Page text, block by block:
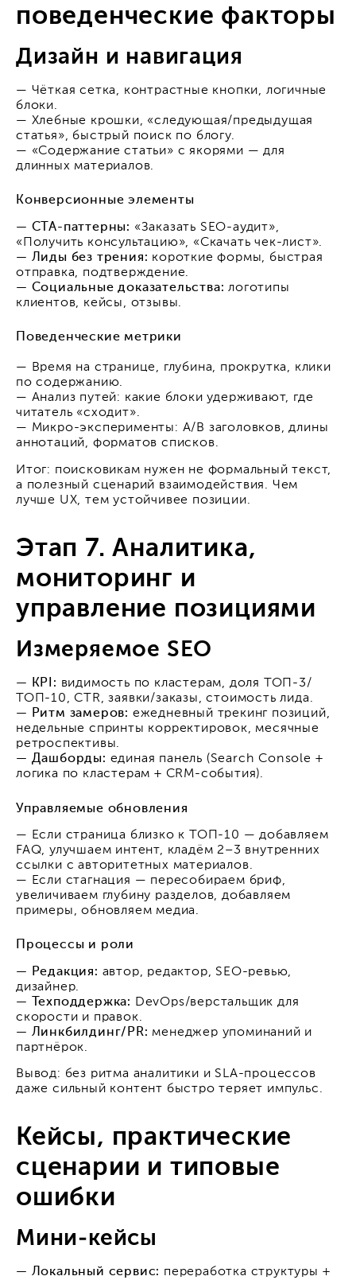
поведенческие факторы
Дизайн и навигация
— Чёткая сетка, контрастные кнопки, логичные
блоки.
— Хлебные крошки, «следующая/предыдущая
статья», быстрый поиск по блогу.
— «Содержание статьи» с якорями — для
длинных материалов.
Конверсионные элементы
— CTA-паттерны: «Заказать SEO-аудит»,
«Получить консультацию», «Скачать чек-лист».
— Лиды без трения: короткие формы, быстрая
отправка, подтверждение.
— Социальные доказательства: логотипы
клиентов, кейсы, отзывы.
Поведенческие метрики
— Время на странице, глубина, прокрутка, клики
по содержанию.
— Анализ путей: какие блоки удерживают, где
читатель «сходит».
— Микро-эксперименты: A/B заголовков, длины
аннотаций, форматов списков.
Итог: поисковикам нужен не формальный текст,
а полезный сценарий взаимодействия. Чем
лучше UX, тем устойчивее позиции.
Этап 7. Аналитика,
мониторинг и
управление позициями
Измеряемое SEO
— KPI: видимость по кластерам, доля ТОП-3/
ТОП-10, CTR, заявки/заказы, стоимость лида.
— Ритм замеров: ежедневный трекинг позиций,
недельные спринты корректировок, месячные
ретроспективы.
— Дашборды: единая панель (Search Console +
логика по кластерам + CRM-события).
Управляемые обновления
— Если страница близко к ТОП-10 — добавляем
FAQ, улучшаем интент, кладём 2–3 внутренних
ссылки с авторитетных материалов.
— Если стагнация — пересобираем бриф,
увеличиваем глубину разделов, добавляем
примеры, обновляем медиа.
Процессы и роли
— Редакция: автор, редактор, SEO-ревью,
дизайнер.
— Техподдержка: DevOps/верстальщик для
скорости и правок.
— Линкбилдинг/PR: менеджер упоминаний и
партнёрок.
Вывод: без ритма аналитики и SLA-процессов
даже сильный контент быстро теряет импульс.
Кейсы, практические
сценарии и типовые
ошибки
Мини-кейсы
— Локальный сервис: переработка структуры +